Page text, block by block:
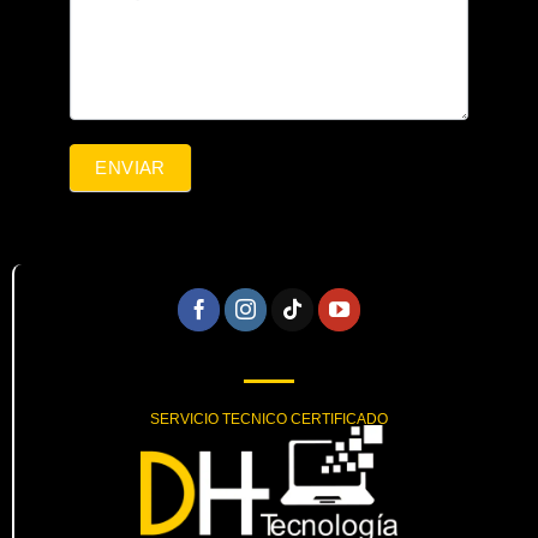
ENVIAR
SERVICIO TECNICO CERTIFICADO